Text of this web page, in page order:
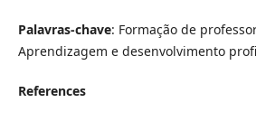
Palavras-chave: Formação de
Aprendizagem e desenvolvimento
References